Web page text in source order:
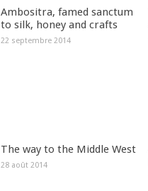
Ambositra, famed sanctum
to silk, honey and crafts
22 septembre 2014
The way to the Middle West
28 août 2014